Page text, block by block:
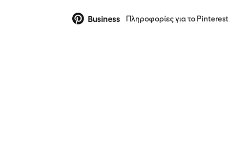
Business Πληροφορίες για το Pinterest